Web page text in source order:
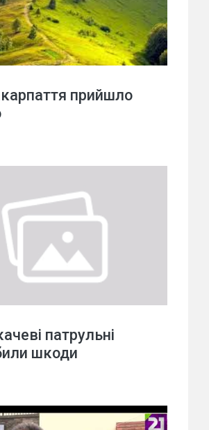
прийшло
патрульні
шкоди